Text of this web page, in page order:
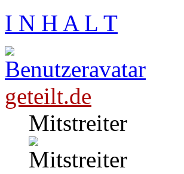
I N H A L T
geteilt.de
Mitstreiter